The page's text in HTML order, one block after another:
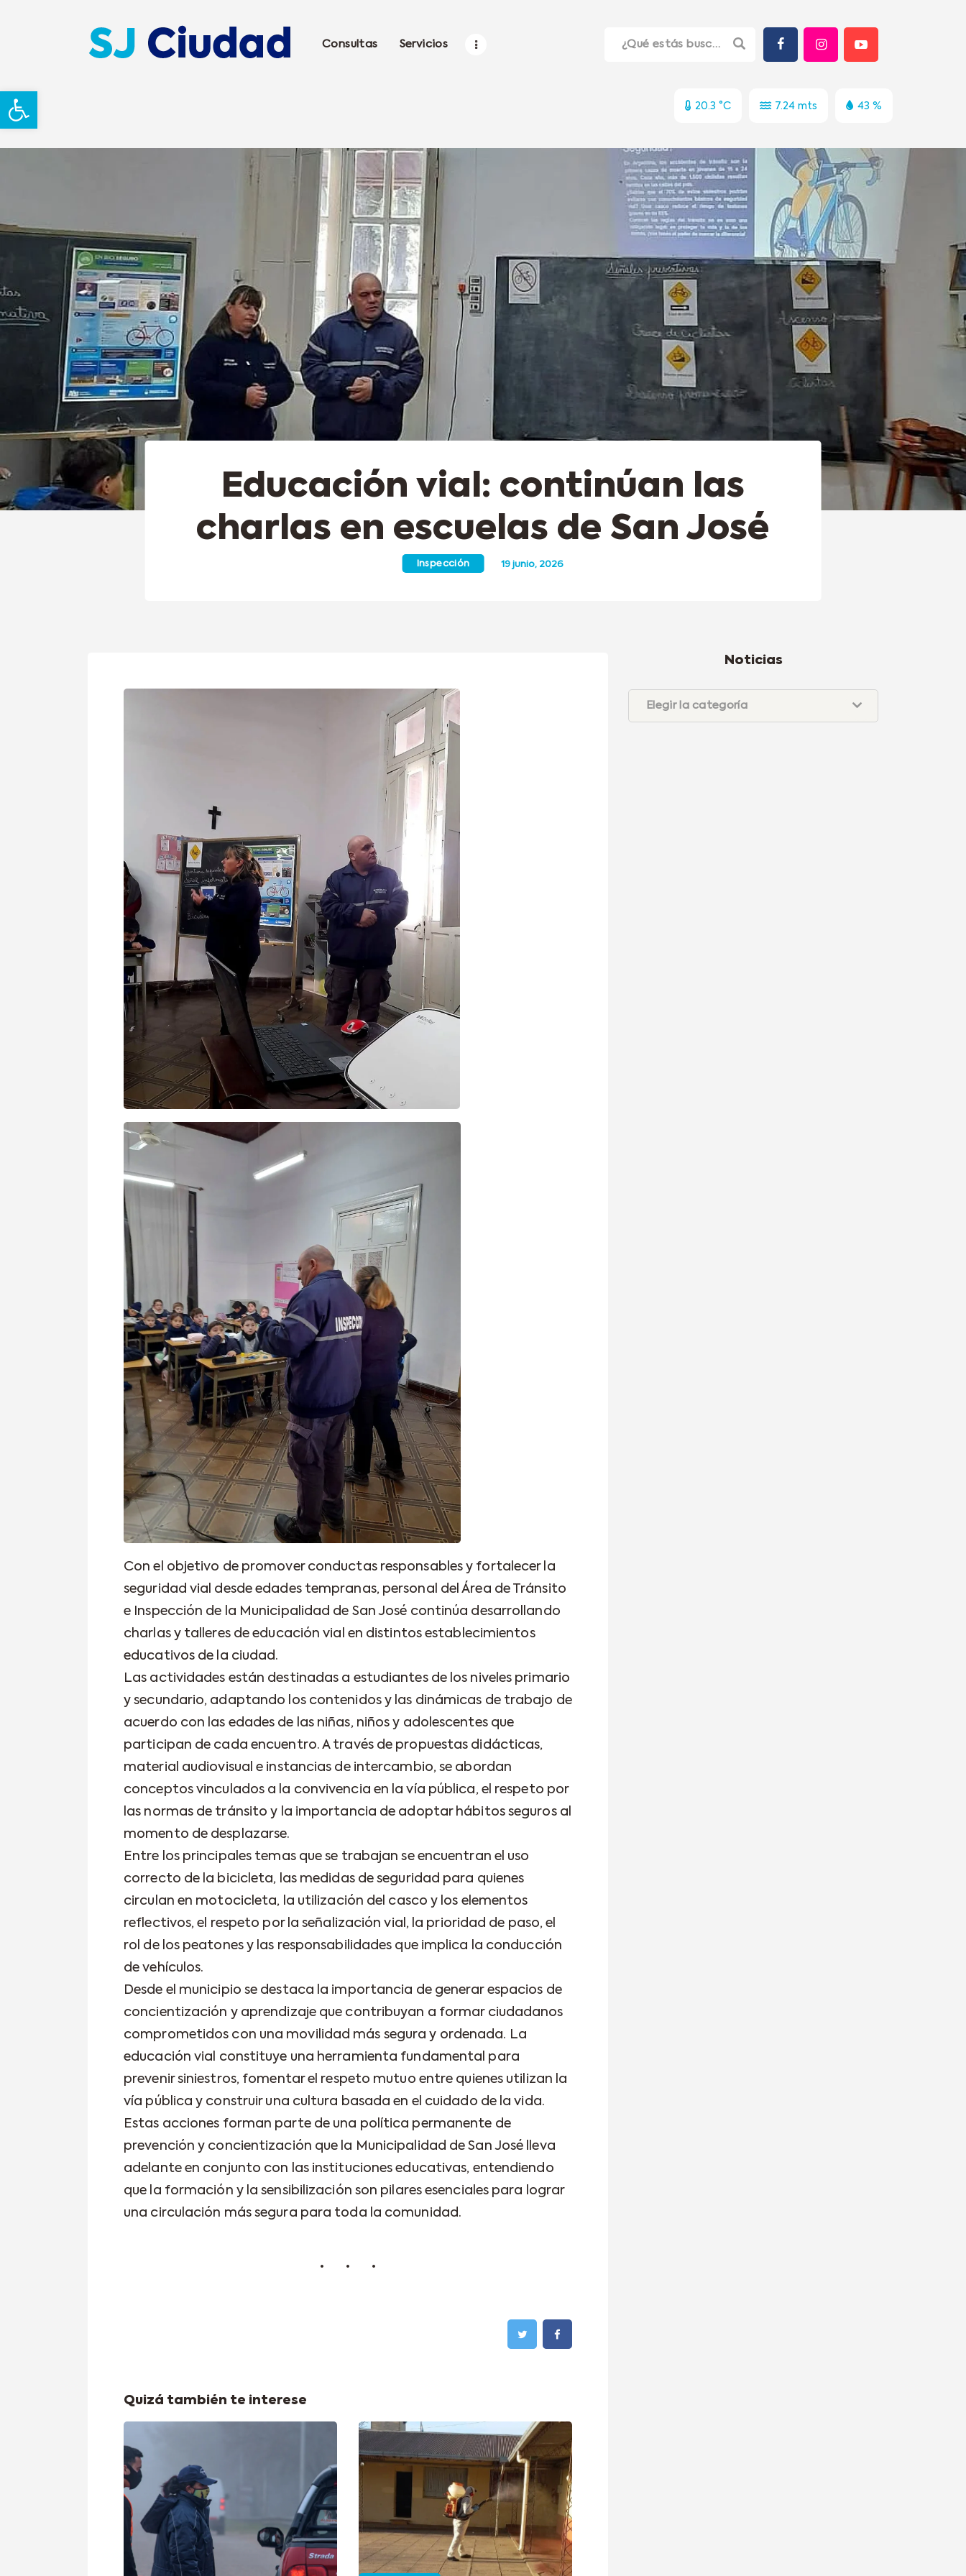
Abrir barra de herramientas
Consultas Servicios
20.3 °C 7.24 mts 43 %
Educación vial: continúan las
charlas en escuelas de San José
Inspección 19 junio, 2026
Con el objetivo de promover conductas responsables y fortalecer la
seguridad vial desde edades tempranas, personal del Área de Tránsito
e Inspección de la Municipalidad de San José continúa desarrollando
charlas y talleres de educación vial en distintos establecimientos
educativos de la ciudad.
Las actividades están destinadas a estudiantes de los niveles primario
y secundario, adaptando los contenidos y las dinámicas de trabajo de
acuerdo con las edades de las niñas, niños y adolescentes que
participan de cada encuentro. A través de propuestas didácticas,
material audiovisual e instancias de intercambio, se abordan
conceptos vinculados a la convivencia en la vía pública, el respeto por
las normas de tránsito y la importancia de adoptar hábitos seguros al
momento de desplazarse.
Entre los principales temas que se trabajan se encuentran el uso
correcto de la bicicleta, las medidas de seguridad para quienes
circulan en motocicleta, la utilización del casco y los elementos
reflectivos, el respeto por la señalización vial, la prioridad de paso, el
rol de los peatones y las responsabilidades que implica la conducción
de vehículos.
Desde el municipio se destaca la importancia de generar espacios de
concientización y aprendizaje que contribuyan a formar ciudadanos
comprometidos con una movilidad más segura y ordenada. La
educación vial constituye una herramienta fundamental para
prevenir siniestros, fomentar el respeto mutuo entre quienes utilizan la
vía pública y construir una cultura basada en el cuidado de la vida.
Estas acciones forman parte de una política permanente de
prevención y concientización que la Municipalidad de San José lleva
adelante en conjunto con las instituciones educativas, entendiendo
que la formación y la sensibilización son pilares esenciales para lograr
una circulación más segura para toda la comunidad.
Quizá también te interese
Noticias